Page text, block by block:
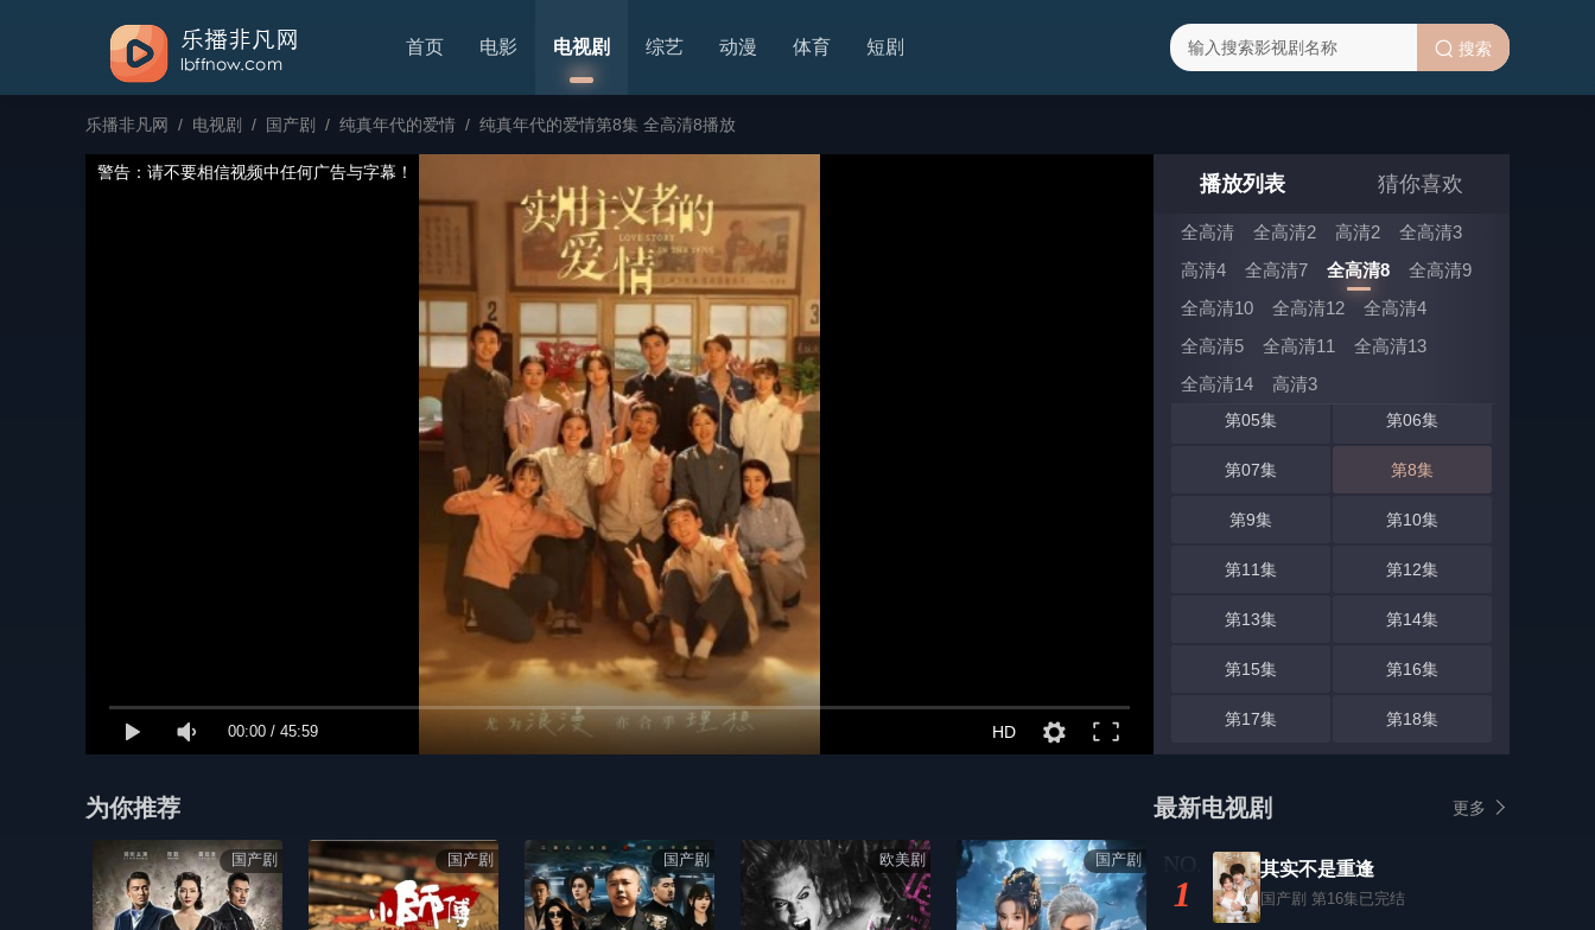
首页 电影 电视剧 综艺 动漫 体育 短剧 搜索
乐播非凡网 / 电视剧 / 国产剧 / 纯真年代的爱情 / 纯真年代的爱情第8集 全高清8播放
00:00 / 45:59 HD
警告：请不要相信视频中任何广告与字幕！ 播放列表 猜你喜欢
全高清 全高清2 高清2
全高清3
高清4
全高清7 全高清8
全高清9
全高清10
全高清12
全高清4
全高清5
全高清11
全高清13
全高清14
高清3
全高清8 选集 (共18集)
第01集 第02集
第05集 第06集
第07集 第8集
第9集 第10集
第11集 第12集
第13集 第14集
第15集 第16集
第17集 第18集
为你推荐
国产剧 国产剧 国产剧 欧美剧 国产剧
最新电视剧 更多
1
其实不是重逢
国产剧 第16集已完结